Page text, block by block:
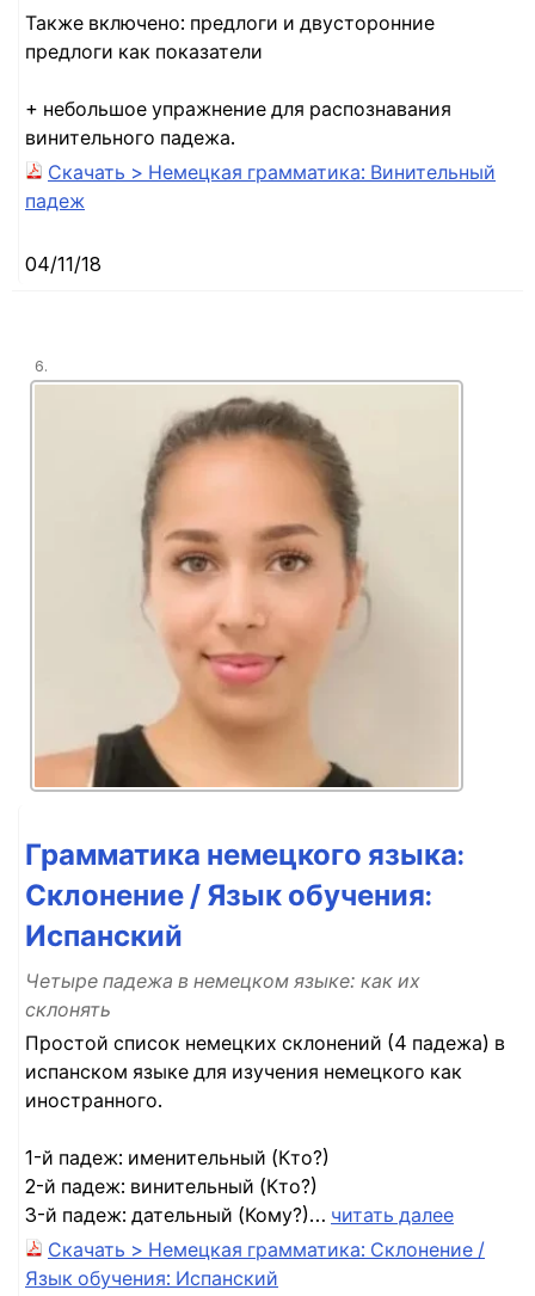
Также включено: предлоги и двусторонние
предлоги как показатели
+ небольшое упражнение для распознавания
винительного падежа.
Скачать > Немецкая грамматика: Винительный
падеж
04/11/18
6.
Грамматика немецкого языка:
Склонение / Язык обучения:
Испанский
Четыре падежа в немецком языке: как их
склонять
Простой список немецких склонений (4 падежа) в
испанском языке для изучения немецкого как
иностранного.
1-й падеж: именительный (Кто?)
2-й падеж: винительный (Кто?)
3-й падеж: дательный (Кому?)… читать далее
Скачать > Немецкая грамматика: Склонение /
Язык обучения: Испанский